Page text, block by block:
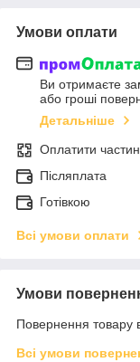
Умови оплати
Ви отримаєте
або гроші
Детальніше
Оплатити
Післяплата
Готівкою
Всі умови оплати
Умови
Повернення товару
Всі умови